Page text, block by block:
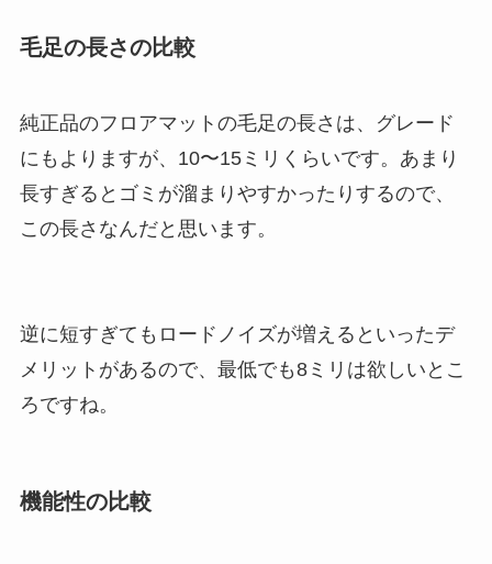
毛足の長さの比較
純正品のフロアマットの毛足の長さは、グレード
にもよりますが、10〜15ミリくらいです。あまり
長すぎるとゴミが溜まりやすかったりするので、
この長さなんだと思います。
逆に短すぎてもロードノイズが増えるといったデ
メリットがあるので、最低でも8ミリは欲しいとこ
ろですね。
機能性の比較